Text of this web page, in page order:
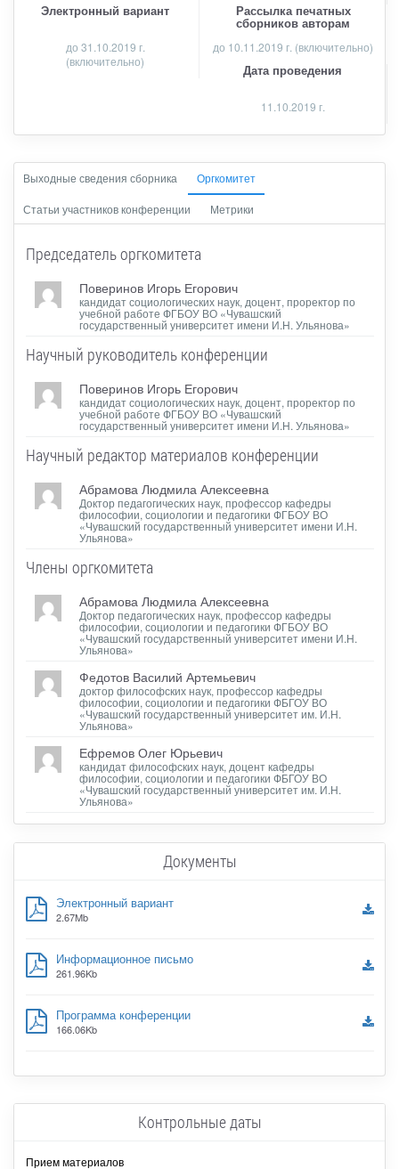
Электронный вариант
до 31.10.2019 г.
(включительно)
Рассылка печатных
сборников авторам
до 10.11.2019 г. (включительно)
Дата проведения
11.10.2019 г.
Выходные сведения сборника Оргкомитет
Статьи участников конференции Метрики
Председатель оргкомитета
Поверинов Игорь Егорович
кандидат социологических наук, доцент, проректор по
учебной работе ФГБОУ ВО «Чувашский
государственный университет имени И.Н. Ульянова»
Научный руководитель конференции
Поверинов Игорь Егорович
кандидат социологических наук, доцент, проректор по
учебной работе ФГБОУ ВО «Чувашский
государственный университет имени И.Н. Ульянова»
Научный редактор материалов конференции
Абрамова Людмила Алексеевна
Доктор педагогических наук, профессор кафедры
философии, социологии и педагогики ФГБОУ ВО
«Чувашский государственный университет имени И.Н.
Ульянова»
Члены оргкомитета
Абрамова Людмила Алексеевна
Доктор педагогических наук, профессор кафедры
философии, социологии и педагогики ФГБОУ ВО
«Чувашский государственный университет имени И.Н.
Ульянова»
Федотов Василий Артемьевич
доктор философских наук, профессор кафедры
философии, социологии и педагогики ФБГОУ ВО
«Чувашский государственный университет им. И.Н.
Ульянова»
Ефремов Олег Юрьевич
кандидат философских наук, доцент кафедры
философии, социологии и педагогики ФБГОУ ВО
«Чувашский государственный университет им. И.Н.
Ульянова»
Документы
Электронный вариант
2.67Mb
Информационное письмо
261.96Kb
Программа конференции
166.06Kb
Контрольные даты
Прием материалов